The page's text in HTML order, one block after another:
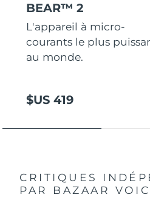
BEAR™ 2
L'appareil à micro-
courants le plus
au monde.
$US 419
CRITIQUES
PAR BAZAAR